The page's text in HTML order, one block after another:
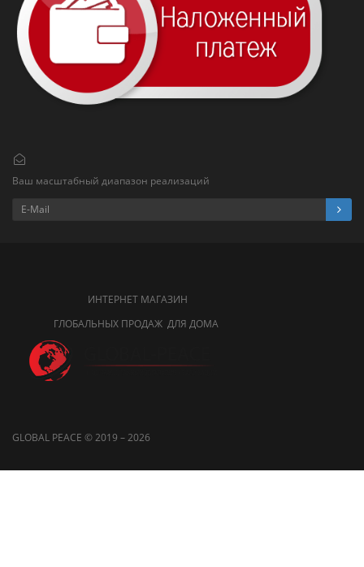
Ваш масштабный диапазон реализаций
ИНТЕРНЕТ МАГАЗИН
ГЛОБАЛЬНЫХ ПРОДАЖ ДЛЯ ДОМА
GLOBAL PEACE © 2019 – 2026